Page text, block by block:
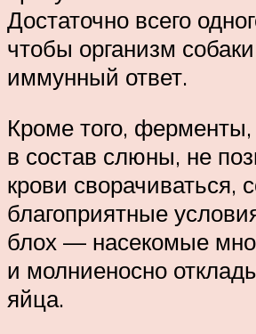
Достаточно всего
чтобы организм
иммунный ответ.
Кроме того,
в состав слюны, не
крови сворачиваться,
благоприятные
блох — насекомые
и молниеносно
яйца.